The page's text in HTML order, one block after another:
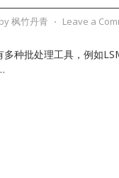
by枫竹丹青 ⋅ Leave a
多种批处理工具，例如